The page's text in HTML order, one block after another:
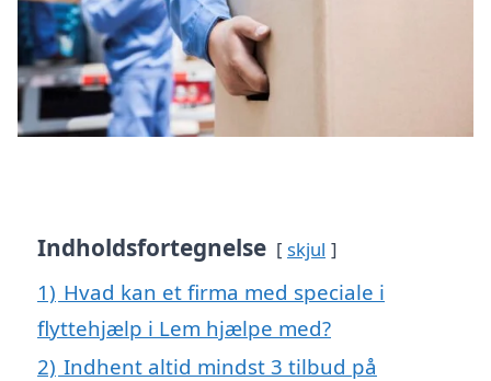
Indholdsfortegnelse skjul
1) Hvad kan et firma med speciale i
flyttehjælp i Lem hjælpe med?
2) Indhent altid mindst 3 tilbud på